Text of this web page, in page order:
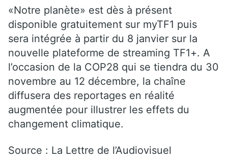
«Notre planète» est dès à présent
disponible gratuitement sur myTF1 puis
sera intégrée à partir du 8 janvier sur la
nouvelle plateforme de streaming TF1+. A
l’occasion de la COP28 qui se tiendra du 30
novembre au 12 décembre, la chaîne
diffusera des reportages en réalité
augmentée pour illustrer les effets du
changement climatique.
Source : La Lettre de l’Audiovisuel